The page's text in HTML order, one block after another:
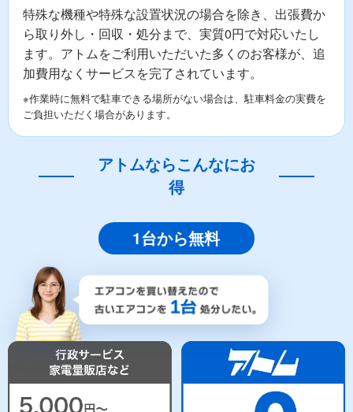
特殊な機種や特殊な設置状況の場合を除き、出張費か
ら取り外し・回収・処分まで、実質0円で対応いたし
ます。アトムをご利用いただいた多くのお客様が、追
加費用なくサービスを完了されています。
※作業時に無料で駐車できる場所がない場合は、駐車料金の実費を
ご負担いただく場合があります。
アトムならこんなにお
得
1台から無料